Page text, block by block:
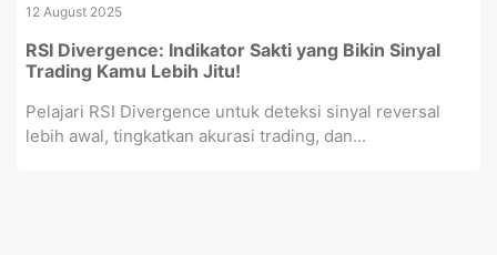
12 August 2025
RSI Divergence: Indikator Sakti yang Bikin Sinyal
Trading Kamu Lebih Jitu!
Pelajari RSI Divergence untuk deteksi sinyal reversal
lebih awal, tingkatkan akurasi trading, dan...